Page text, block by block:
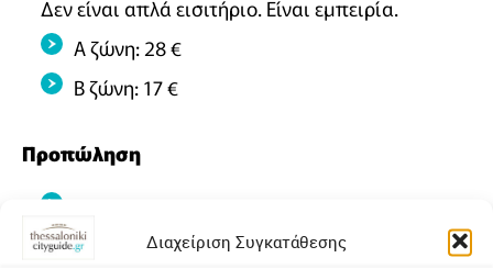
Διαχείριση Συγκατάθεσης
Δεν είναι απλά εισιτήριο. Είναι εμπειρία.
A ζώνη: 28 €
Β ζώνη: 17 €
Προπώληση
Για Ομαδικές Κρατήσεις: